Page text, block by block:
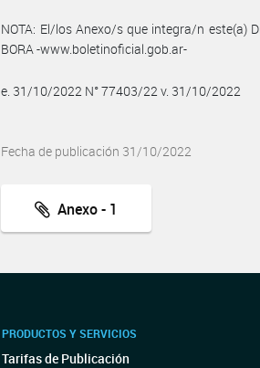
NOTA: El/los Anexo/s que integra/n este(a)
BORA -www.boletinoficial.gob.ar-
e. 31/10/2022 N° 77403/22 v. 31/10/2022
Fecha de publicación 31/10/2022
Anexo - 1
PRODUCTOS Y SERVICIOS
Tarifas de Publicación